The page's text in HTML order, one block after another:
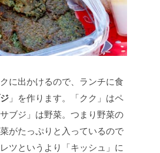
に出かけるので、ランチに食
」を作ります。「クク」はペ
ブジ」は野菜。つまり野菜の
がたっぷりと入っているので
ツというより「キッシュ」に